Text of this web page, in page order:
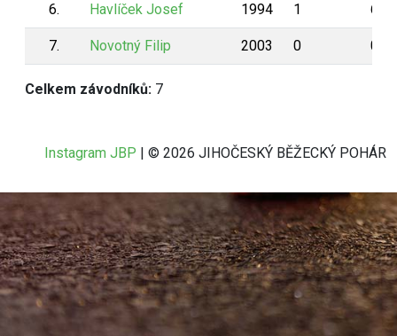
6. Havlíček Josef 1994 1 6
7. Novotný Filip 2003 0 0
Celkem závodníků: 7
Instagram JBP | © 2026 JIHOČESKÝ BĚŽECKÝ POHÁR